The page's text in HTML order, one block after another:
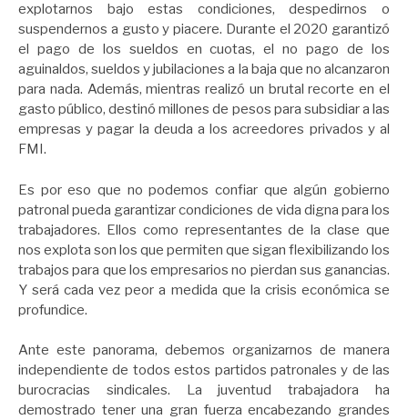
explotarnos bajo estas condiciones, despedirnos o
suspendernos a gusto y piacere. Durante el 2020 garantizó
el pago de los sueldos en cuotas, el no pago de los
aguinaldos, sueldos y jubilaciones a la baja que no alcanzaron
para nada. Además, mientras realizó un brutal recorte en el
gasto público, destinó millones de pesos para subsidiar a las
empresas y pagar la deuda a los acreedores privados y al
FMI.
Es por eso que no podemos confiar que algún gobierno
patronal pueda garantizar condiciones de vida digna para los
trabajadores. Ellos como representantes de la clase que
nos explota son los que permiten que sigan flexibilizando los
trabajos para que los empresarios no pierdan sus ganancias.
Y será cada vez peor a medida que la crisis económica se
profundice.
Ante este panorama, debemos organizarnos de manera
independiente de todos estos partidos patronales y de las
burocracias sindicales. La juventud trabajadora ha
demostrado tener una gran fuerza encabezando grandes